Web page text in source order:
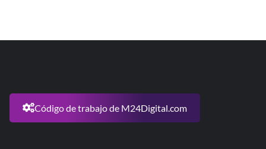
Código de trabajo de M24Digital.com